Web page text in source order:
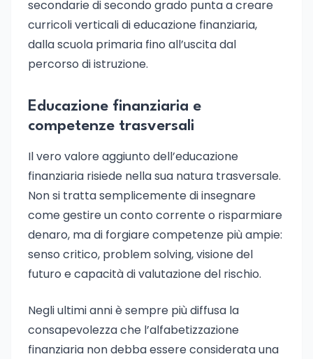
secondarie di secondo grado punta a creare
curricoli verticali di educazione finanziaria,
dalla scuola primaria fino all’uscita dal
percorso di istruzione.
Educazione finanziaria e
competenze trasversali
Il vero valore aggiunto dell’educazione
finanziaria risiede nella sua natura trasversale.
Non si tratta semplicemente di insegnare
come gestire un conto corrente o risparmiare
denaro, ma di forgiare competenze più ampie:
senso critico, problem solving, visione del
futuro e capacità di valutazione del rischio.
Negli ultimi anni è sempre più diffusa la
consapevolezza che l’alfabetizzazione
finanziaria non debba essere considerata una